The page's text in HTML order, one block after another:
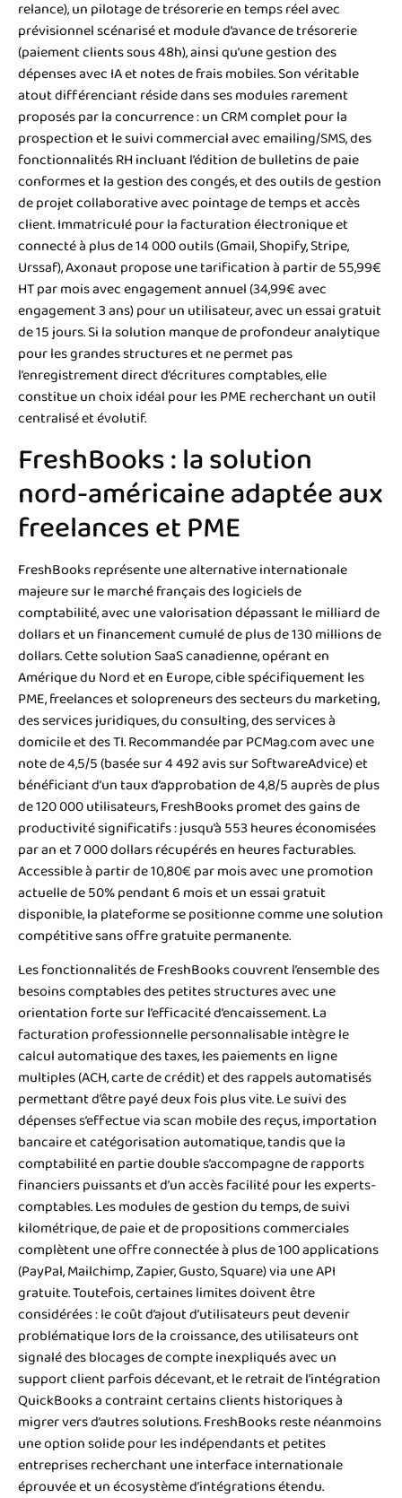
relance), un pilotage de trésorerie en temps réel avec
prévisionnel scénarisé et module d’avance de trésorerie
(paiement clients sous 48h), ainsi qu’une gestion des
dépenses avec IA et notes de frais mobiles. Son véritable
atout différenciant réside dans ses modules rarement
proposés par la concurrence : un CRM complet pour la
prospection et le suivi commercial avec emailing/SMS, des
fonctionnalités RH incluant l’édition de bulletins de paie
conformes et la gestion des congés, et des outils de gestion
de projet collaborative avec pointage de temps et accès
client. Immatriculé pour la facturation électronique et
connecté à plus de 14 000 outils (Gmail, Shopify, Stripe,
Urssaf), Axonaut propose une tarification à partir de 55,99€
HT par mois avec engagement annuel (34,99€ avec
engagement 3 ans) pour un utilisateur, avec un essai gratuit
de 15 jours. Si la solution manque de profondeur analytique
pour les grandes structures et ne permet pas
l’enregistrement direct d’écritures comptables, elle
constitue un choix idéal pour les PME recherchant un outil
centralisé et évolutif.
FreshBooks : la solution
nord-américaine adaptée aux
freelances et PME
FreshBooks représente une alternative internationale
majeure sur le marché français des logiciels de
comptabilité, avec une valorisation dépassant le milliard de
dollars et un financement cumulé de plus de 130 millions de
dollars. Cette solution SaaS canadienne, opérant en
Amérique du Nord et en Europe, cible spécifiquement les
PME, freelances et solopreneurs des secteurs du marketing,
des services juridiques, du consulting, des services à
domicile et des TI. Recommandée par PCMag.com avec une
note de 4,5/5 (basée sur 4 492 avis sur SoftwareAdvice) et
bénéficiant d’un taux d’approbation de 4,8/5 auprès de plus
de 120 000 utilisateurs, FreshBooks promet des gains de
productivité significatifs : jusqu’à 553 heures économisées
par an et 7 000 dollars récupérés en heures facturables.
Accessible à partir de 10,80€ par mois avec une promotion
actuelle de 50% pendant 6 mois et un essai gratuit
disponible, la plateforme se positionne comme une solution
compétitive sans offre gratuite permanente.
Les fonctionnalités de FreshBooks couvrent l’ensemble des
besoins comptables des petites structures avec une
orientation forte sur l’efficacité d’encaissement. La
facturation professionnelle personnalisable intègre le
calcul automatique des taxes, les paiements en ligne
multiples (ACH, carte de crédit) et des rappels automatisés
permettant d’être payé deux fois plus vite. Le suivi des
dépenses s’effectue via scan mobile des reçus, importation
bancaire et catégorisation automatique, tandis que la
comptabilité en partie double s’accompagne de rapports
financiers puissants et d’un accès facilité pour les experts-
comptables. Les modules de gestion du temps, de suivi
kilométrique, de paie et de propositions commerciales
complètent une offre connectée à plus de 100 applications
(PayPal, Mailchimp, Zapier, Gusto, Square) via une API
gratuite. Toutefois, certaines limites doivent être
considérées : le coût d’ajout d’utilisateurs peut devenir
problématique lors de la croissance, des utilisateurs ont
signalé des blocages de compte inexpliqués avec un
support client parfois décevant, et le retrait de l’intégration
QuickBooks a contraint certains clients historiques à
migrer vers d’autres solutions. FreshBooks reste néanmoins
une option solide pour les indépendants et petites
entreprises recherchant une interface internationale
éprouvée et un écosystème d’intégrations étendu.